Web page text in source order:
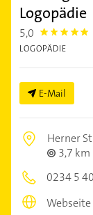
Logopädie
5,0 5.0
LOGOPÄDIE
E-Mail
Herner
3,7 km
0234 5
Webseite